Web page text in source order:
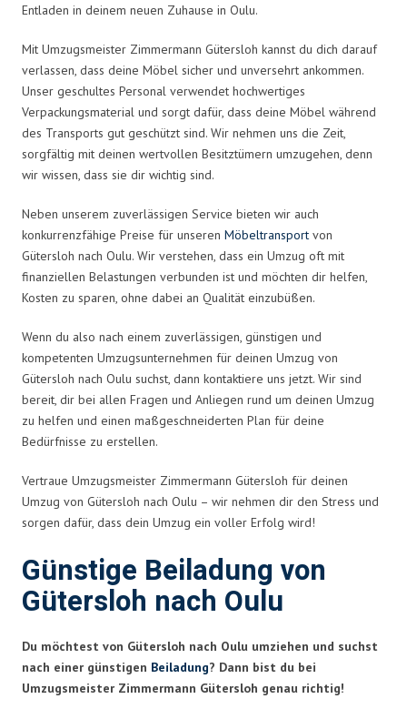
Entladen in deinem neuen Zuhause in Oulu.
Mit Umzugsmeister Zimmermann Gütersloh kannst du dich darauf
verlassen, dass deine Möbel sicher und unversehrt ankommen.
Unser geschultes Personal verwendet hochwertiges
Verpackungsmaterial und sorgt dafür, dass deine Möbel während
des Transports gut geschützt sind. Wir nehmen uns die Zeit,
sorgfältig mit deinen wertvollen Besitztümern umzugehen, denn
wir wissen, dass sie dir wichtig sind.
Neben unserem zuverlässigen Service bieten wir auch
konkurrenzfähige Preise für unseren Möbeltransport von
Gütersloh nach Oulu. Wir verstehen, dass ein Umzug oft mit
finanziellen Belastungen verbunden ist und möchten dir helfen,
Kosten zu sparen, ohne dabei an Qualität einzubüßen.
Wenn du also nach einem zuverlässigen, günstigen und
kompetenten Umzugsunternehmen für deinen Umzug von
Gütersloh nach Oulu suchst, dann kontaktiere uns jetzt. Wir sind
bereit, dir bei allen Fragen und Anliegen rund um deinen Umzug
zu helfen und einen maßgeschneiderten Plan für deine
Bedürfnisse zu erstellen.
Vertraue Umzugsmeister Zimmermann Gütersloh für deinen
Umzug von Gütersloh nach Oulu – wir nehmen dir den Stress und
sorgen dafür, dass dein Umzug ein voller Erfolg wird!
Günstige Beiladung von
Gütersloh nach Oulu
Du möchtest von Gütersloh nach Oulu umziehen und suchst
nach einer günstigen Beiladung? Dann bist du bei
Umzugsmeister Zimmermann Gütersloh genau richtig!